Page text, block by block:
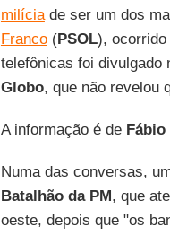
milíciade ser um dos
Franco(PSOL), ocorrido
telefônicas foi divulgado
Globo, que não revelou
A informação é de
Numa das conversas,
Batalhão da PM, que
oeste, depois que "os